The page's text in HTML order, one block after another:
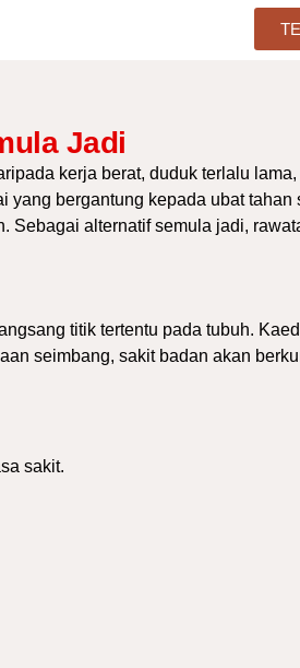
Jadi
kerja berat, duduk terlalu
bergantung kepada ubat tahan
Sebagai alternatif semula jadi,
titik tertentu pada tubuh.
seimbang, sakit badan akan
sakit.